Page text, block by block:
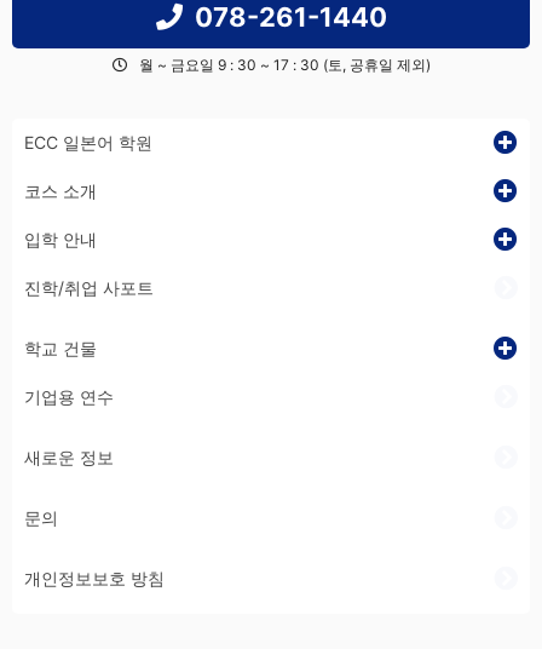
078-261-1440
월 ~ 금요일 9 : 30 ~ 17 : 30 (토, 공휴일 제외)
ECC 일본어 학원
코스 소개
입학 안내
진학/취업 사포트
학교 건물
기업용 연수
새로운 정보
문의
개인정보보호 방침